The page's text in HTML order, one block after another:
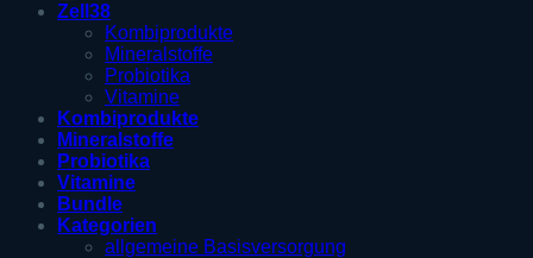
Zell38
Kombiprodukte
Mineralstoffe
Probiotika
Vitamine
Kombiprodukte
Mineralstoffe
Probiotika
Vitamine
Bundle
Kategorien
allgemeine Basisversorgung